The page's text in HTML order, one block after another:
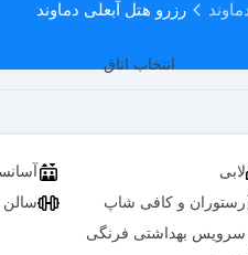
رزرو هتل آبعلی دماوند
انتخاب اتاق
لابی
رستوران و کافی شاپ سالن
سرویس بهداشتی فرنگی